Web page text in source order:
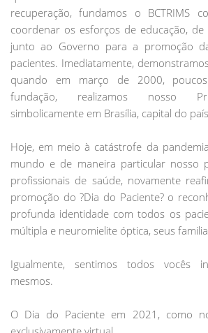
recuperação, fundamos o BCTRIMS
coordenar os esforços de educação,
junto ao Governo para a promoção
pacientes. Imediatamente,
quando em março de 2000,
fundação, realizamos nosso
simbolicamente em Brasília, capital do
Hoje, em meio à catástrofe da
mundo e de maneira particular nosso
profissionais de saúde, novamente
promoção do ?Dia do Paciente? o
profunda identidade com todos os
múltipla e neuromielite óptica, seus
Igualmente, sentimos todos vocês
mesmos.
O Dia do Paciente em 2021, como